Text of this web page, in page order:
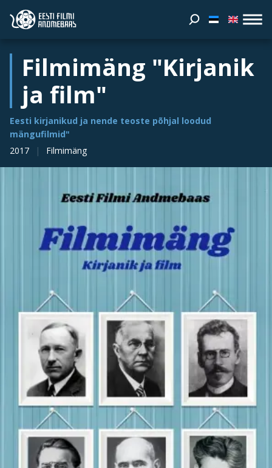
Filmimäng "Kirjanik
ja film"
Eesti kirjanikud ja nende teoste põhjal loodud
mängufilmid"
2017
Filmimäng